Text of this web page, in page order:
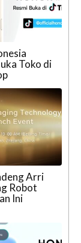
Toko di
Arri
Robot
Ini